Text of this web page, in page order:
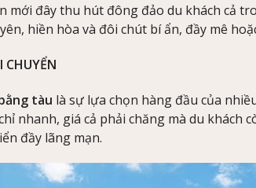
mới đây thu hút đông đảo du khách cả
hiền hòa và đôi chút bí ẩn, đầy mê
CHUYỂN
tàu là sự lựa chọn hàng đầu của
nhanh, giá cả phải chăng mà du khách
đầy lãng mạn.